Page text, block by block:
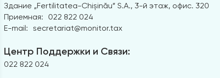
Здание „Fertilitatea-Chișinău” S.A., 3-й этаж, офис. 320
Приемная:
022 822 024
E-mail: secretariat@monitor.tax
Центр Поддержки и Связи:
022 822 024